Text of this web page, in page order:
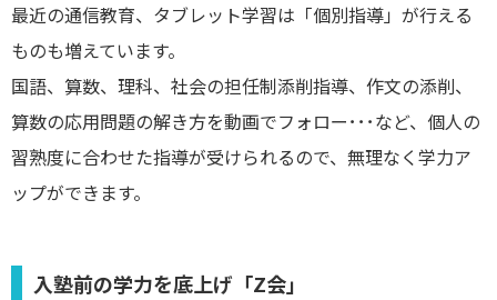
最近の通信教育、タブレット学習は「個別指導」が行える
ものも増えています。
国語、算数、理科、社会の担任制添削指導、作文の添削、
算数の応用問題の解き方を動画でフォロー･･･など、個人の
習熟度に合わせた指導が受けられるので、無理なく学力ア
ップができます。
入塾前の学力を底上げ「Z会」